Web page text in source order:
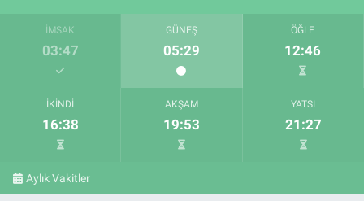
İMSAK
03:47
GÜNEŞ
05:29
ÖĞLE
12:46
İKINDI
16:38
AKŞAM
19:53
YATSI
21:27
Aylık Vakitler